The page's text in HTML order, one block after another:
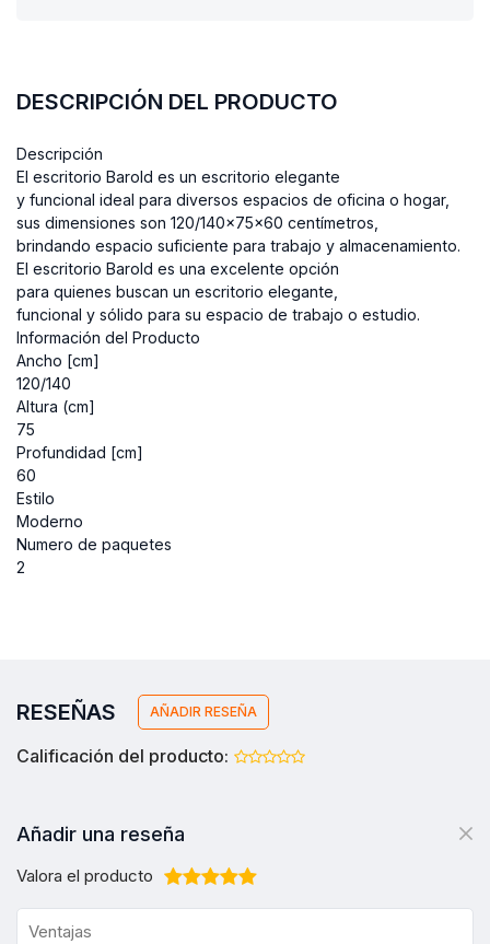
DESCRIPCIÓN DEL PRODUCTO
Descripción
El escritorio Barold es un escritorio elegante
y funcional ideal para diversos espacios de oficina o hogar,
sus dimensiones son 120/140x75x60 centímetros,
brindando espacio suficiente para trabajo y almacenamiento.
El escritorio Barold es una excelente opción
para quienes buscan un escritorio elegante,
funcional y sólido para su espacio de trabajo o estudio.
Información del Producto
Ancho [cm]
120/140
Altura (cm]
75
Profundidad [cm]
60
Estilo
Moderno
Numero de paquetes
RESEÑAS AÑADIR RESEÑA
Calificación del producto:
Añadir una reseña
Valora el producto